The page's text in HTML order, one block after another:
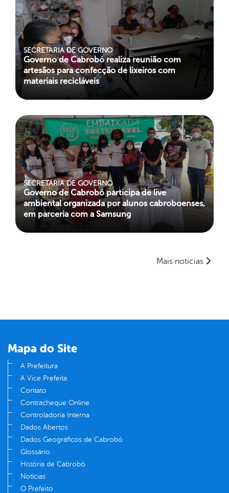
SECRETARIA DE GOVERNO
Governo de Cabrobó realiza reunião com
artesãos para confecção de lixeiros com
materiais recicláveis
SECRETARIA DE GOVERNO
Governo de Cabrobó participa de live
ambiental organizada por alunos cabroboenses,
em parceria com a Samsung
Mais noticias
Mapa do Site
A Prefeitura
A Vice Prefeita
Contato
Contracheque Online
Controladoria Interna
Dados Abertos
Dados Geográficos de Cabrobó
Glossário
História de Cabrobó
Notícias
O Prefeito